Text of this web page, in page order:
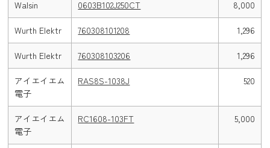
Walsin 0603B102J250CT 8,000
Wurth Elektr 760308101208 1,296
Wurth Elektr 760308103206 1,296
アイエイエム
電子
RAS8S-1038J 520
アイエイエム
電子
RC1608-103FT 5,000